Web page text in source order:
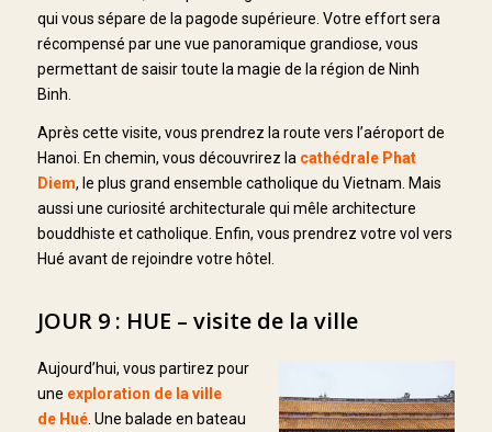
qui vous sépare de la pagode supérieure. Votre effort sera
récompensé par une vue panoramique grandiose, vous
permettant de saisir toute la magie de la région de Ninh
Binh.
Après cette visite, vous prendrez la route vers l’aéroport de
Hanoi. En chemin, vous découvrirez la cathédrale Phat
Diem, le plus grand ensemble catholique du Vietnam. Mais
aussi une curiosité architecturale qui mêle architecture
bouddhiste et catholique. Enfin, vous prendrez votre vol vers
Hué avant de rejoindre votre hôtel.
JOUR 9 : HUE – visite de la ville
Aujourd’hui, vous partirez pour
une exploration de la ville
de Hué. Une balade en bateau